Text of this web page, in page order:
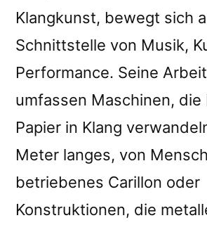
Klangkunst, bewegt sich
Schnittstelle von Musik,
Performance. Seine
umfassen Maschinen, die
Papier in Klang
Meter langes, von
betriebenes Carillon oder
Konstruktionen, die